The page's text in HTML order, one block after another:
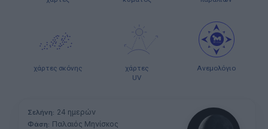
χάρτες σκόνης
χάρτες
UV
Ανεμολόγιο
Σελήνη: 24 ημερών
Φάση: Παλαιός Μηνίσκος